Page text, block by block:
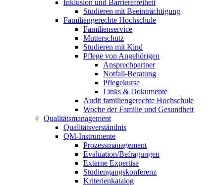
Inklusion und Barrierefreiheit
Studieren mit Beeinträchtigung
Familiengerechte Hochschule
Familienservice
Mutterschutz
Studieren mit Kind
Pflege von Angehörigen
Ansprechpartner
Notfall-Beratung
Pflegekurse
Links & Dokumente
Audit familiengerechte Hochschule
Woche der Familie und Gesundheit
Qualitätsmanagement
Qualitätsverständnis
QM-Instrumente
Prozessmanagement
Evaluation/Befragungen
Externe Expertise
Studiengangskonferenz
Kriterienkatalog